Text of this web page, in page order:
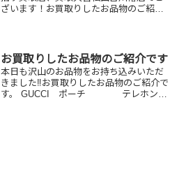
ざいます！お買取りしたお品物のご紹介
🤗皆様のお越しを心よ...
お買取りしたお品物のご紹介です
本日も沢山のお品物をお持ち込みいただ
きました‼️お買取りしたお品物のご紹介で
す。 GUCCI ポーチ テレホンカ